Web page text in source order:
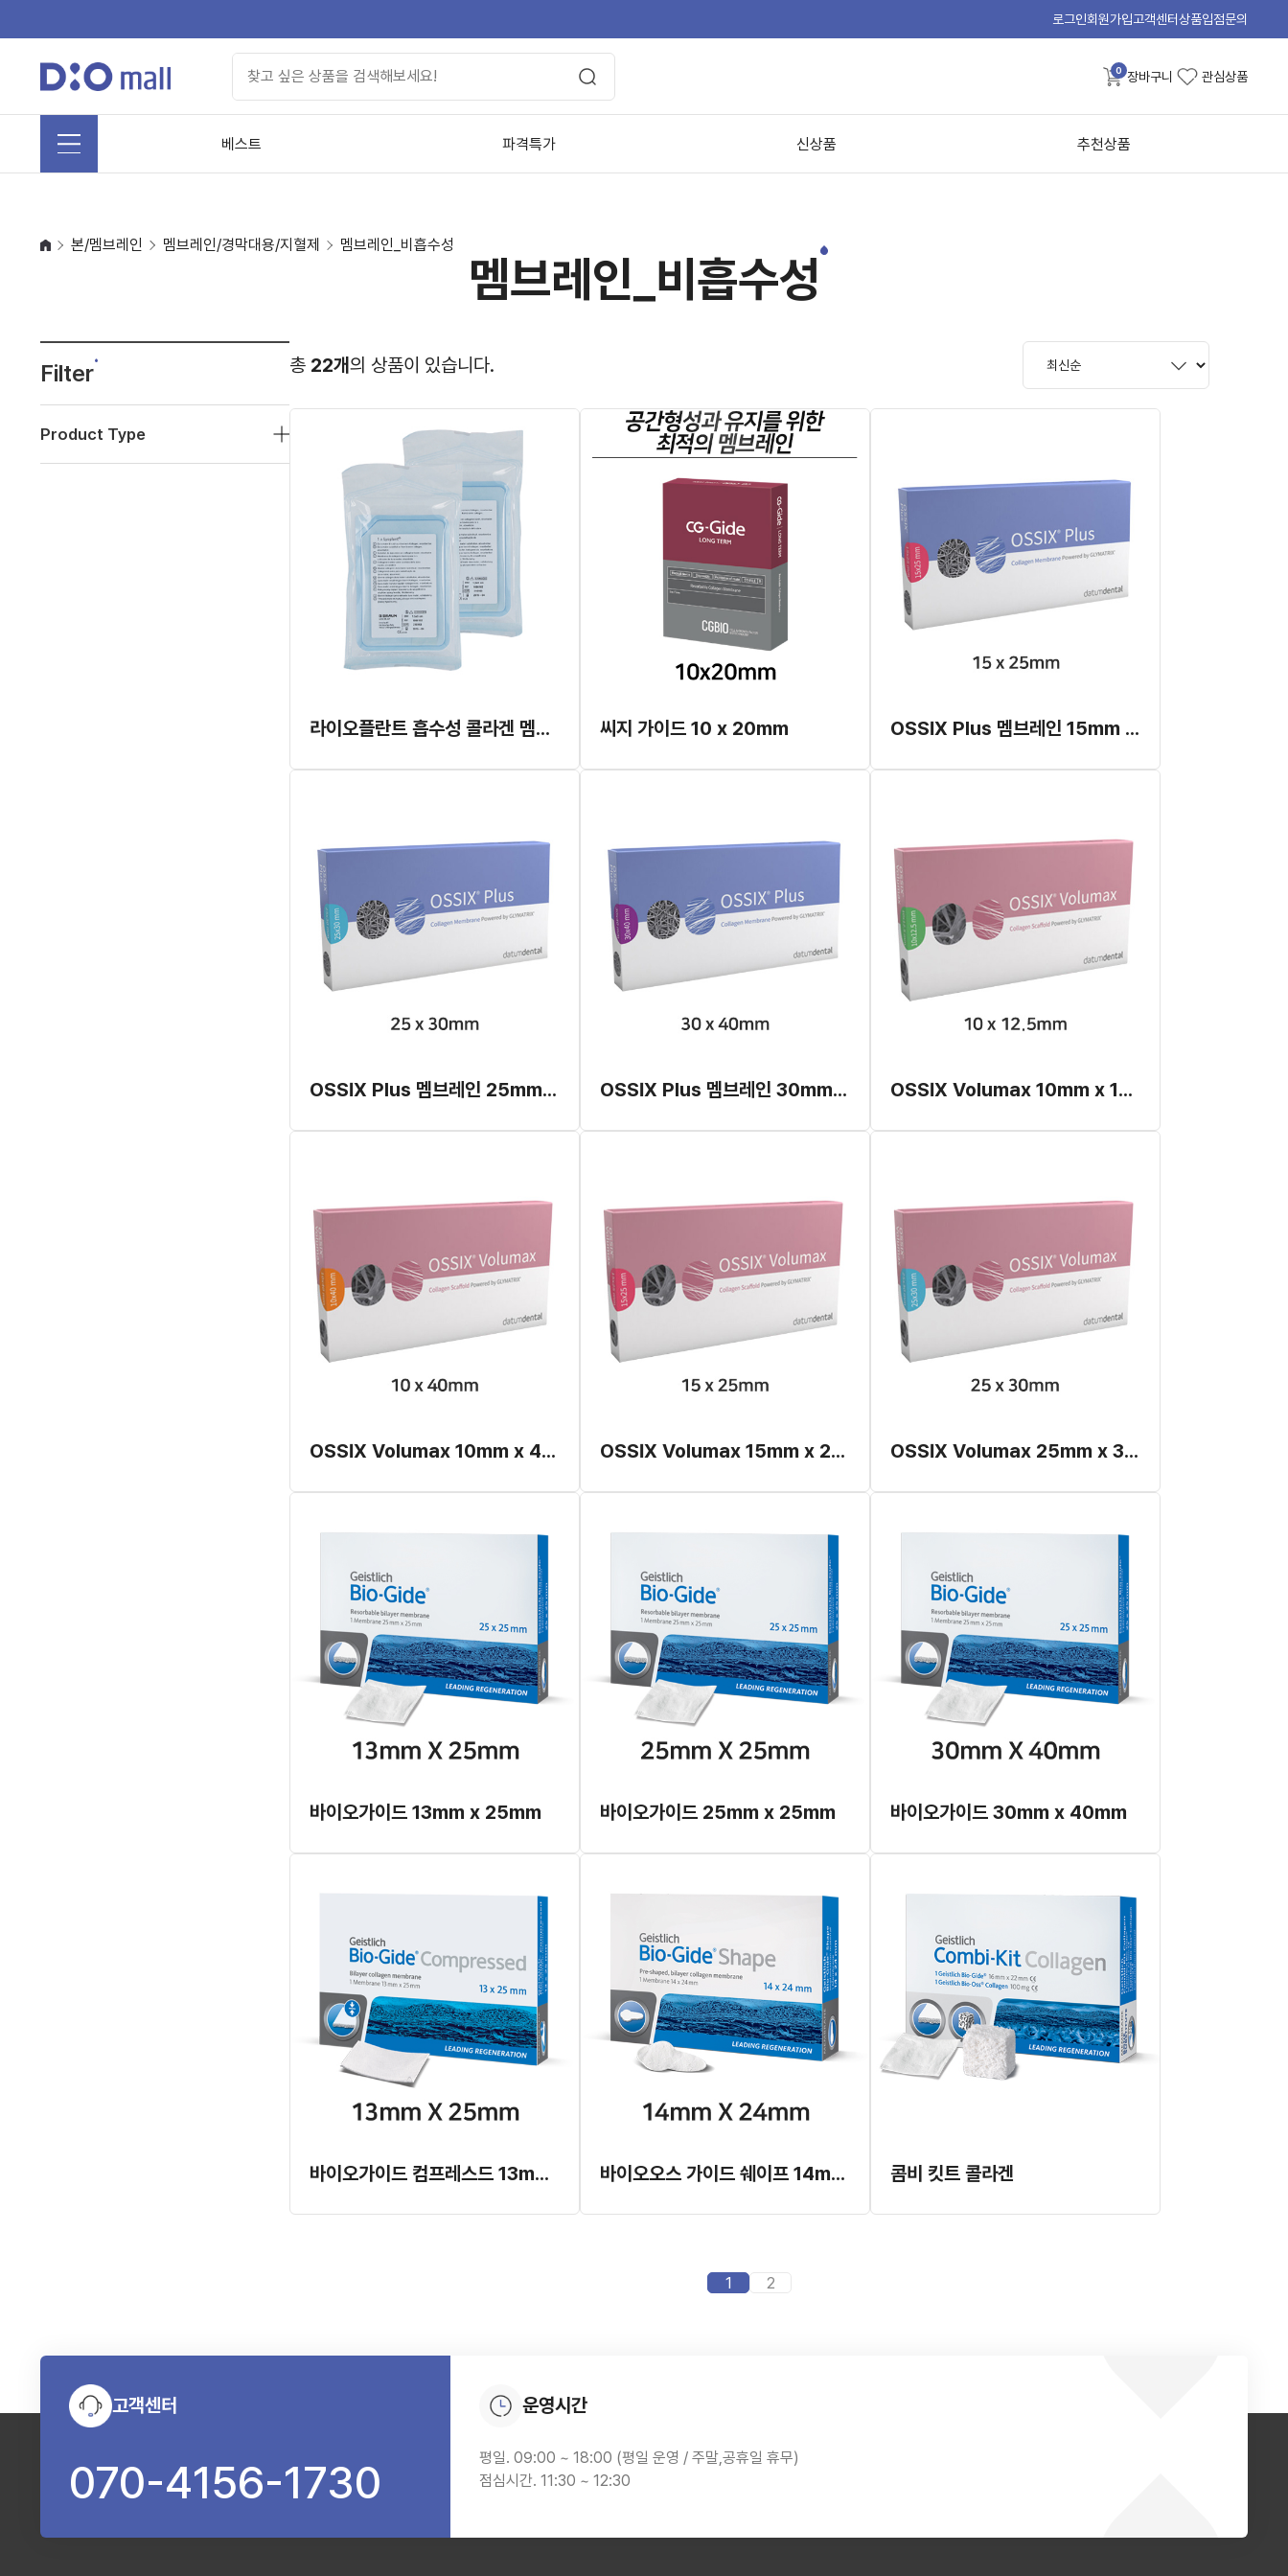
로그인회원가입고객센터상품입점문의
0 장바구니 관심상품
베스트 파격특가 신상품 추천상품
본/멤브레인 멤브레인/경막대용/지혈제 멤브레인_비흡수성
멤브레인_비흡수성
Filter
Product Type
총 22개의 상품이 있습니다.
라이오플란트 흡수성 콜라겐 멤브레인 1.5 x 3cm 2개 씨지 가이드 10 x 20mm OSSIX Plus 멤브레인 15mm x 25mm (개별발주)
OSSIX Plus 멤브레인 25mm x 30mm (개별발주) OSSIX Plus 멤브레인 30mm x 40mm (개별발주) OSSIX Volumax 10mm x 12.5mm (개별발주)
OSSIX Volumax 10mm x 40mm (개별발주) OSSIX Volumax 15mm x 25mm (개별발주) OSSIX Volumax 25mm x 30mm (개별발주)
바이오가이드 13mm x 25mm 바이오가이드 25mm x 25mm 바이오가이드 30mm x 40mm
바이오가이드 컴프레스드 13mm x 25mm 바이오오스 가이드 쉐이프 14mm x 24mm 콤비 킷트 콜라겐
1 2
고객센터
070-4156-1730
운영시간
평일. 09:00 ~ 18:00 (평일 운영 / 주말,공휴일 휴무)
점심시간. 11:30 ~ 12:30